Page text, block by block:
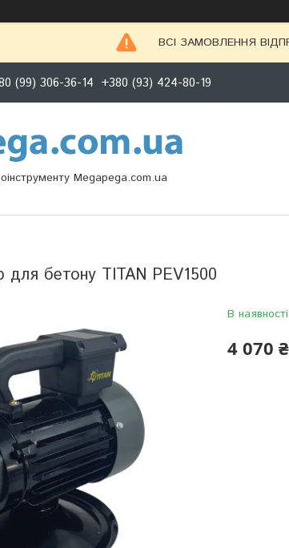
ВСІ ЗАМОВЛЕННЯ
(99) 306-36-14 +380 (93) 424-80-19
Megapega.com.ua
для бетону TITAN PEV1500
В наявності
4 070 ₴